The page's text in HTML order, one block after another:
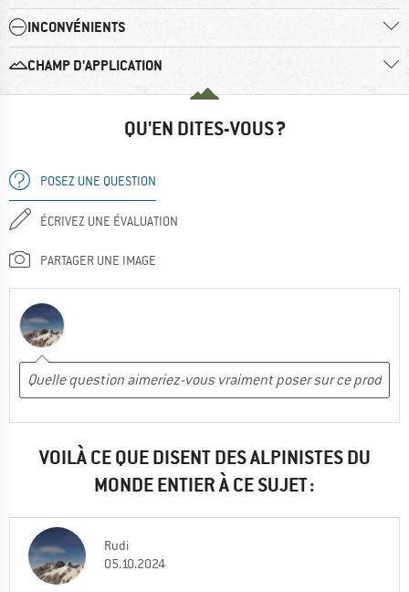
INCONVÉNIENTS
CHAMP D'APPLICATION
QU'EN DITES-VOUS ?
POSEZ UNE QUESTION
ÉCRIVEZ UNE ÉVALUATION
PARTAGER UNE IMAGE
VOILÀ CE QUE DISENT DES ALPINISTES DU
MONDE ENTIER À CE SUJET :
Rudi
05.10.2024